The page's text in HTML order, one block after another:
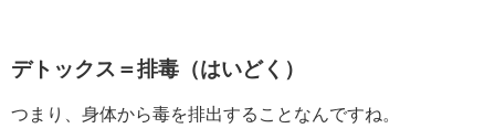
デトックス＝排毒（はいどく）
つまり、身体から毒を排出することなんですね。